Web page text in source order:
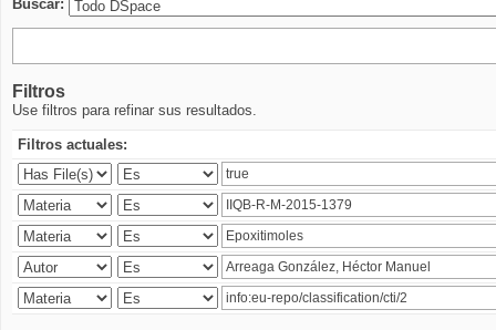
Buscar:
Filtros
Use filtros para refinar sus resultados.
Filtros actuales: